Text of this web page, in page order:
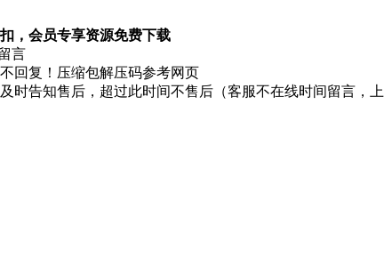
，会员专享资源免费下载
言
回复！压缩包解压码参考网页
时告知售后，超过此时间不售后（客服不在线时间留言，上